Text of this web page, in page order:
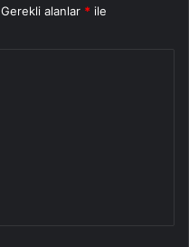
Gerekli alanlar * ile